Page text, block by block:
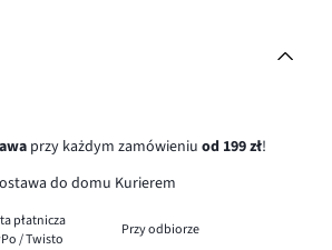
przy każdym zamówieniu od 199 zł!
do domu Kurierem
płatnicza
/ Twisto
Przy odbiorze